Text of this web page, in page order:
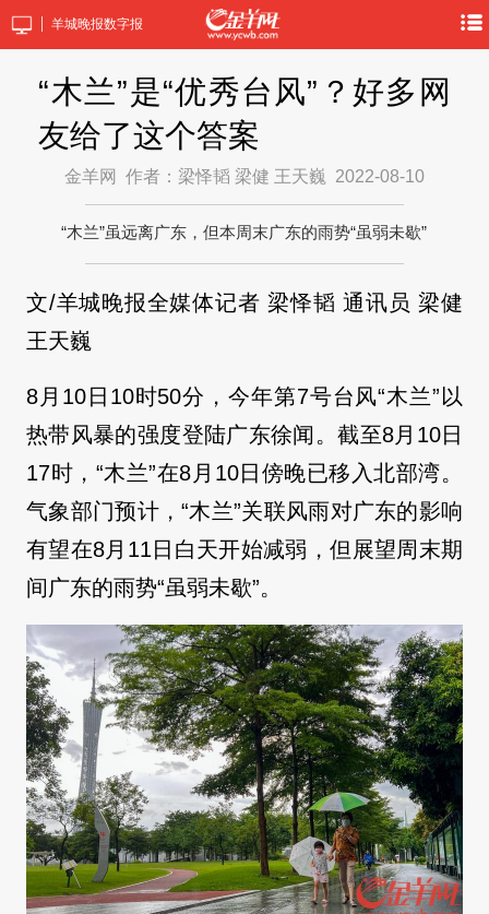
羊城晚报数字报
“木兰”是“优秀台风”？好多网
友给了这个答案
金羊网 作者：梁怿韬 梁健 王天巍 2022-08-10
“木兰”虽远离广东，但本周末广东的雨势“虽弱未歇”
文/羊城晚报全媒体记者 梁怿韬 通讯员 梁健
王天巍
8月10日10时50分，今年第7号台风“木兰”以
热带风暴的强度登陆广东徐闻。截至8月10日
17时，“木兰”在8月10日傍晚已移入北部湾。
气象部门预计，“木兰”关联风雨对广东的影响
有望在8月11日白天开始减弱，但展望周末期
间广东的雨势“虽弱未歇”。